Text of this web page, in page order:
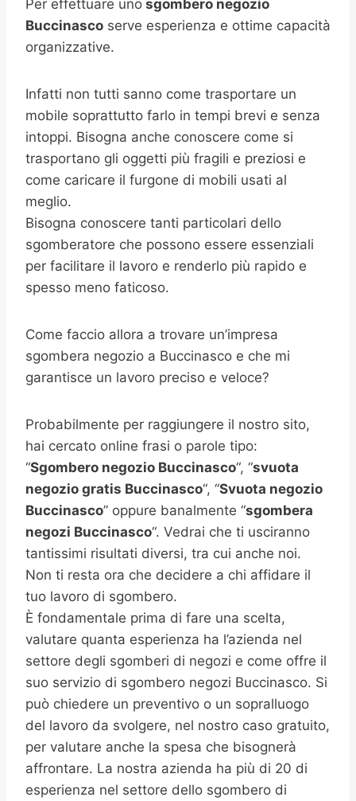
Per effettuare uno sgombero negozio
Buccinasco serve esperienza e ottime capacità
organizzative.
Infatti non tutti sanno come trasportare un
mobile soprattutto farlo in tempi brevi e senza
intoppi. Bisogna anche conoscere come si
trasportano gli oggetti più fragili e preziosi e
come caricare il furgone di mobili usati al
meglio.
Bisogna conoscere tanti particolari dello
sgomberatore che possono essere essenziali
per facilitare il lavoro e renderlo più rapido e
spesso meno faticoso.
Come faccio allora a trovare un’impresa
sgombera negozio a Buccinasco e che mi
garantisce un lavoro preciso e veloce?
Probabilmente per raggiungere il nostro sito,
hai cercato online frasi o parole tipo:
“Sgombero negozio Buccinasco“, “svuota
negozio gratis Buccinasco“, “Svuota negozio
Buccinasco” oppure banalmente “sgombera
negozi Buccinasco“. Vedrai che ti usciranno
tantissimi risultati diversi, tra cui anche noi.
Non ti resta ora che decidere a chi affidare il
tuo lavoro di sgombero.
È fondamentale prima di fare una scelta,
valutare quanta esperienza ha l’azienda nel
settore degli sgomberi di negozi e come offre il
suo servizio di sgombero negozi Buccinasco. Si
può chiedere un preventivo o un sopralluogo
del lavoro da svolgere, nel nostro caso gratuito,
per valutare anche la spesa che bisognerà
affrontare. La nostra azienda ha più di 20 di
esperienza nel settore dello sgombero di